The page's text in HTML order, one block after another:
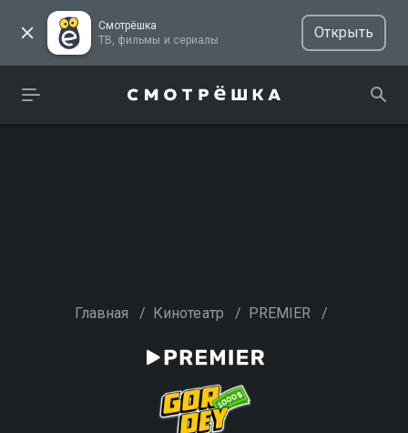
Смотрёшка
ТВ, фильмы и сериалы
Открыть
Главная / Кинотеатр / PREMIER /